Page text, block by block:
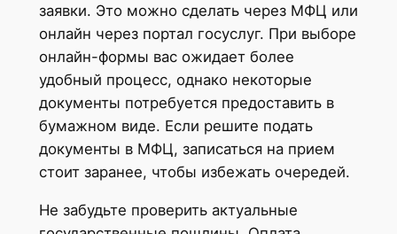
заявки. Это можно сделать через МФЦ или
онлайн через портал госуслуг. При выборе
онлайн-формы вас ожидает более
удобный процесс, однако некоторые
документы потребуется предоставить в
бумажном виде. Если решите подать
документы в МФЦ, записаться на прием
стоит заранее, чтобы избежать очередей.
Не забудьте проверить актуальные